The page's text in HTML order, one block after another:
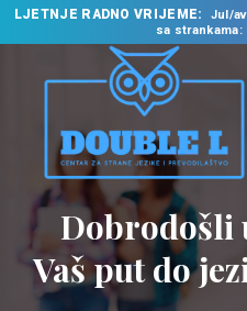
LJETNJE RADNO VRIJEME: Jul/
sa strankama:
NASLOVNA
O NAMA
NAŠE
ŠKOLA
JEZIKA
Dobrodošli
Vaš put do